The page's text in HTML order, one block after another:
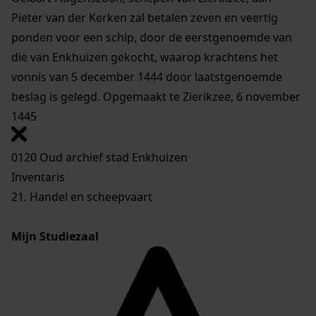
Pieter van der Kerken zal betalen zeven en veertig
ponden voor een schip, door de eerstgenoemde van
die van Enkhuizen gekocht, waarop krachtens het
vonnis van 5 december 1444 door laatstgenoemde
beslag is gelegd. Opgemaakt te Zierikzee, 6 november
1445
0120 Oud archief stad Enkhuizen
Inventaris
21. Handel en scheepvaart
Mijn Studiezaal